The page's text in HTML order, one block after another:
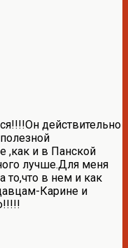
действительно
,как и в Панской
лучше.Для меня
то,что в нем и как
Карине и